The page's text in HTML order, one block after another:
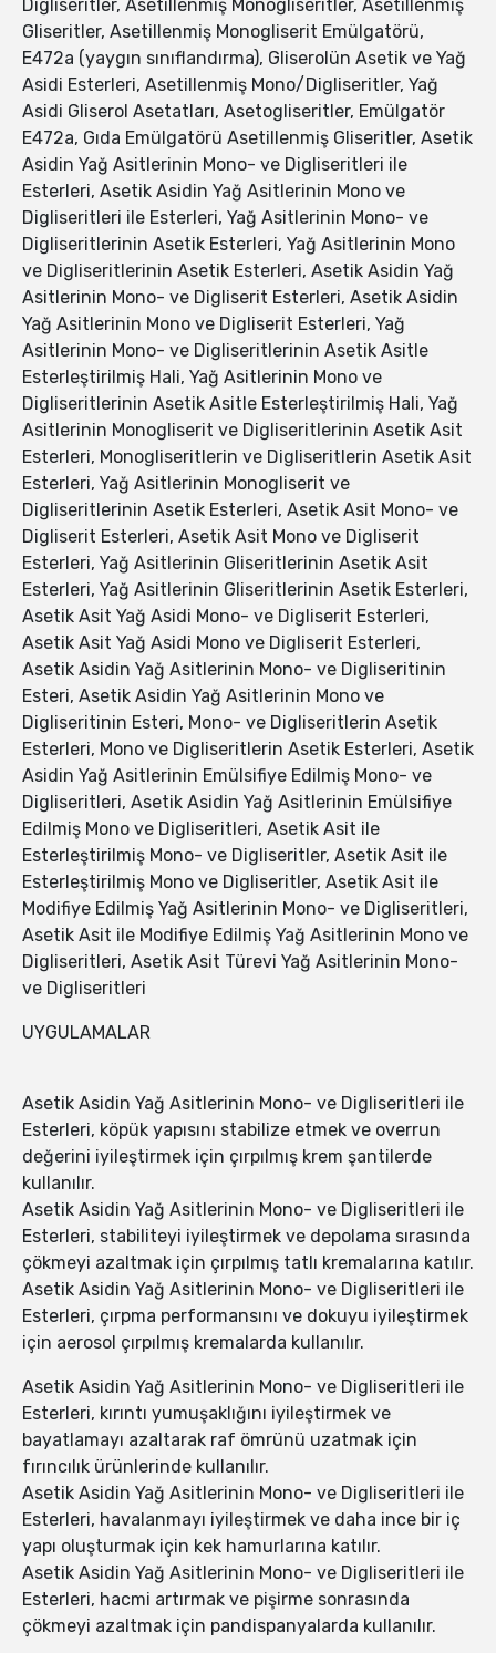
Digliseritler, Asetillenmiş Monogliseritler, Asetillenmiş
Gliseritler, Asetillenmiş Monogliserit Emülgatörü,
E472a (yaygın sınıflandırma), Gliserolün Asetik ve Yağ
Asidi Esterleri, Asetillenmiş Mono/Digliseritler, Yağ
Asidi Gliserol Asetatları, Asetogliseritler, Emülgatör
E472a, Gıda Emülgatörü Asetillenmiş Gliseritler, Asetik
Asidin Yağ Asitlerinin Mono- ve Digliseritleri ile
Esterleri, Asetik Asidin Yağ Asitlerinin Mono ve
Digliseritleri ile Esterleri, Yağ Asitlerinin Mono- ve
Digliseritlerinin Asetik Esterleri, Yağ Asitlerinin Mono
ve Digliseritlerinin Asetik Esterleri, Asetik Asidin Yağ
Asitlerinin Mono- ve Digliserit Esterleri, Asetik Asidin
Yağ Asitlerinin Mono ve Digliserit Esterleri, Yağ
Asitlerinin Mono- ve Digliseritlerinin Asetik Asitle
Esterleştirilmiş Hali, Yağ Asitlerinin Mono ve
Digliseritlerinin Asetik Asitle Esterleştirilmiş Hali, Yağ
Asitlerinin Monogliserit ve Digliseritlerinin Asetik Asit
Esterleri, Monogliseritlerin ve Digliseritlerin Asetik Asit
Esterleri, Yağ Asitlerinin Monogliserit ve
Digliseritlerinin Asetik Esterleri, Asetik Asit Mono- ve
Digliserit Esterleri, Asetik Asit Mono ve Digliserit
Esterleri, Yağ Asitlerinin Gliseritlerinin Asetik Asit
Esterleri, Yağ Asitlerinin Gliseritlerinin Asetik Esterleri,
Asetik Asit Yağ Asidi Mono- ve Digliserit Esterleri,
Asetik Asit Yağ Asidi Mono ve Digliserit Esterleri,
Asetik Asidin Yağ Asitlerinin Mono- ve Digliseritinin
Esteri, Asetik Asidin Yağ Asitlerinin Mono ve
Digliseritinin Esteri, Mono- ve Digliseritlerin Asetik
Esterleri, Mono ve Digliseritlerin Asetik Esterleri, Asetik
Asidin Yağ Asitlerinin Emülsifiye Edilmiş Mono- ve
Digliseritleri, Asetik Asidin Yağ Asitlerinin Emülsifiye
Edilmiş Mono ve Digliseritleri, Asetik Asit ile
Esterleştirilmiş Mono- ve Digliseritler, Asetik Asit ile
Esterleştirilmiş Mono ve Digliseritler, Asetik Asit ile
Modifiye Edilmiş Yağ Asitlerinin Mono- ve Digliseritleri,
Asetik Asit ile Modifiye Edilmiş Yağ Asitlerinin Mono ve
Digliseritleri, Asetik Asit Türevi Yağ Asitlerinin Mono-
ve Digliseritleri
UYGULAMALAR
Asetik Asidin Yağ Asitlerinin Mono- ve Digliseritleri ile
Esterleri, köpük yapısını stabilize etmek ve overrun
değerini iyileştirmek için çırpılmış krem şantilerde
kullanılır.
Asetik Asidin Yağ Asitlerinin Mono- ve Digliseritleri ile
Esterleri, stabiliteyi iyileştirmek ve depolama sırasında
çökmeyi azaltmak için çırpılmış tatlı kremalarına katılır.
Asetik Asidin Yağ Asitlerinin Mono- ve Digliseritleri ile
Esterleri, çırpma performansını ve dokuyu iyileştirmek
için aerosol çırpılmış kremalarda kullanılır.
Asetik Asidin Yağ Asitlerinin Mono- ve Digliseritleri ile
Esterleri, kırıntı yumuşaklığını iyileştirmek ve
bayatlamayı azaltarak raf ömrünü uzatmak için
fırıncılık ürünlerinde kullanılır.
Asetik Asidin Yağ Asitlerinin Mono- ve Digliseritleri ile
Esterleri, havalanmayı iyileştirmek ve daha ince bir iç
yapı oluşturmak için kek hamurlarına katılır.
Asetik Asidin Yağ Asitlerinin Mono- ve Digliseritleri ile
Esterleri, hacmi artırmak ve pişirme sonrasında
çökmeyi azaltmak için pandispanyalarda kullanılır.